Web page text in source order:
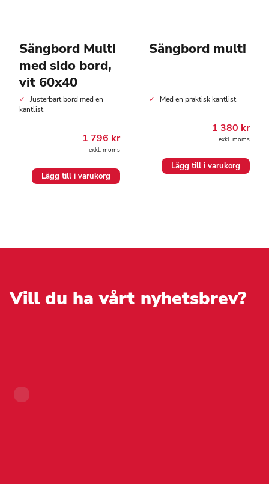
Sängbord Multi
med sido bord,
vit 60x40
Justerbart bord med en
kantlist
1 796 kr
exkl. moms
Lägg till i varukorg
Sängbord multi
Med en praktisk kantlist
1 380 kr
exkl. moms
Lägg till i varukorg
Vill du ha vårt nyhetsbrev?